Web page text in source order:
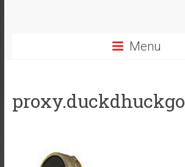
Menu
proxy.duckdhuckgo